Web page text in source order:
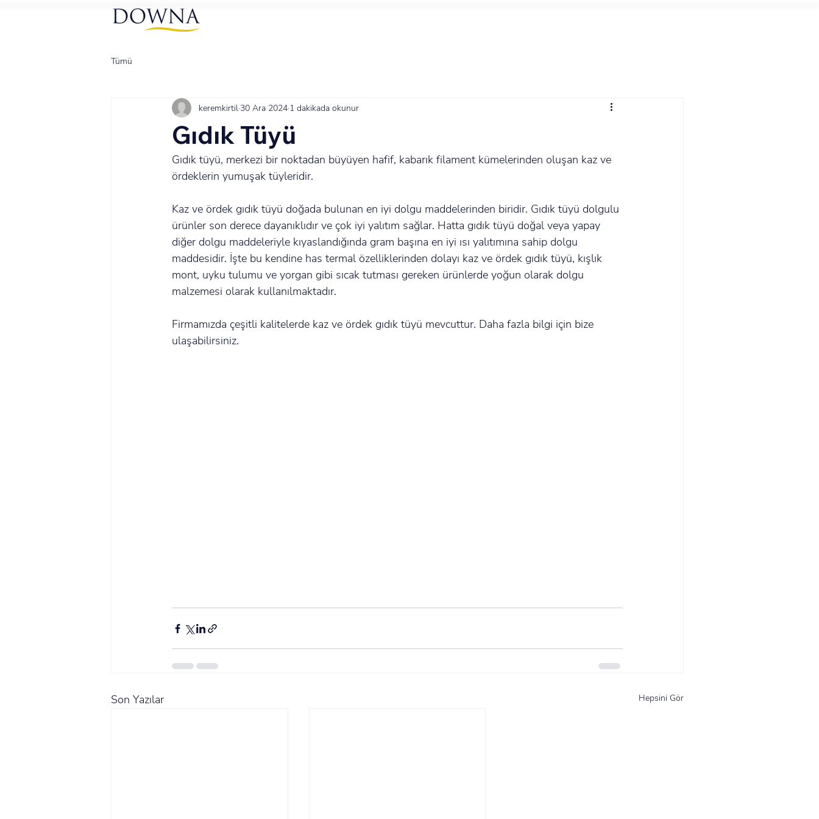
Tümü
Gıdık Tüyü
keremkirtil 30 Ara 2024 1 dakikada okunur
Gıdık tüyü, merkezi bir noktadan büyüyen hafif, kabarık filament kümelerinden oluşan kaz ve
ördeklerin yumuşak tüyleridir.
Kaz ve ördek gıdık tüyü doğada bulunan en iyi dolgu maddelerinden biridir. Gıdık tüyü dolgulu
ürünler son derece dayanıklıdır ve çok iyi yalıtım sağlar. Hatta gıdık tüyü doğal veya yapay
diğer dolgu maddeleriyle kıyaslandığında gram başına en iyi ısı yalıtımına sahip dolgu
maddesidir. İşte bu kendine has termal özelliklerinden dolayı kaz ve ördek gıdık tüyü, kışlık
mont, uyku tulumu ve yorgan gibi sıcak tutması gereken ürünlerde yoğun olarak dolgu
malzemesi olarak kullanılmaktadır.
Firmamızda çeşitli kalitelerde kaz ve ördek gıdık tüyü mevcuttur. Daha fazla bilgi için bize
ulaşabilirsiniz.
Son Yazılar Hepsini Gör